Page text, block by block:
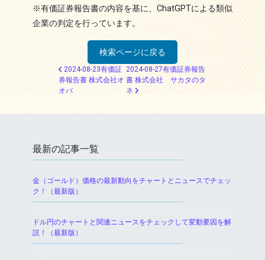
※有価証券報告書の内容を基に、ChatGPTによる類似
企業の判定を行っています。
検索ページに戻る
投稿ナビゲーション
2024-08-23有価証
券報告書 株式会社オ
オバ
2024-08-27有価証券報告
書 株式会社 サカタのタ
ネ
最新の記事一覧
金（ゴールド）価格の最新動向をチャートとニュースでチェッ
ク！（最新版）
ドル円のチャートと関連ニュースをチェックして変動要因を解
説！（最新版）